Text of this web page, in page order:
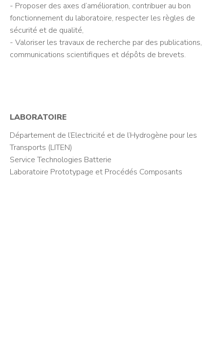
- Proposer des axes d’amélioration, contribuer au bon
fonctionnement du laboratoire, respecter les règles de
sécurité et de qualité,
- Valoriser les travaux de recherche par des publications,
communications scientifiques et dépôts de brevets.
LABORATOIRE
Département de l’Electricité et de l’Hydrogène pour les
Transports (LITEN)
Service Technologies Batterie
Laboratoire Prototypage et Procédés Composants